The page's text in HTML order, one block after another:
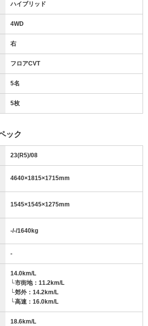
ハイブリッド
4WD
右
フロアCVT
5名
5枚
ック
23(R5)/08
4640×1815×1715mm
1545×1545×1275mm
-/-/1640kg
-
14.0km/L
└市街地：11.2km/L
└郊外：14.2km/L
└高速：16.0km/L
18.6km/L